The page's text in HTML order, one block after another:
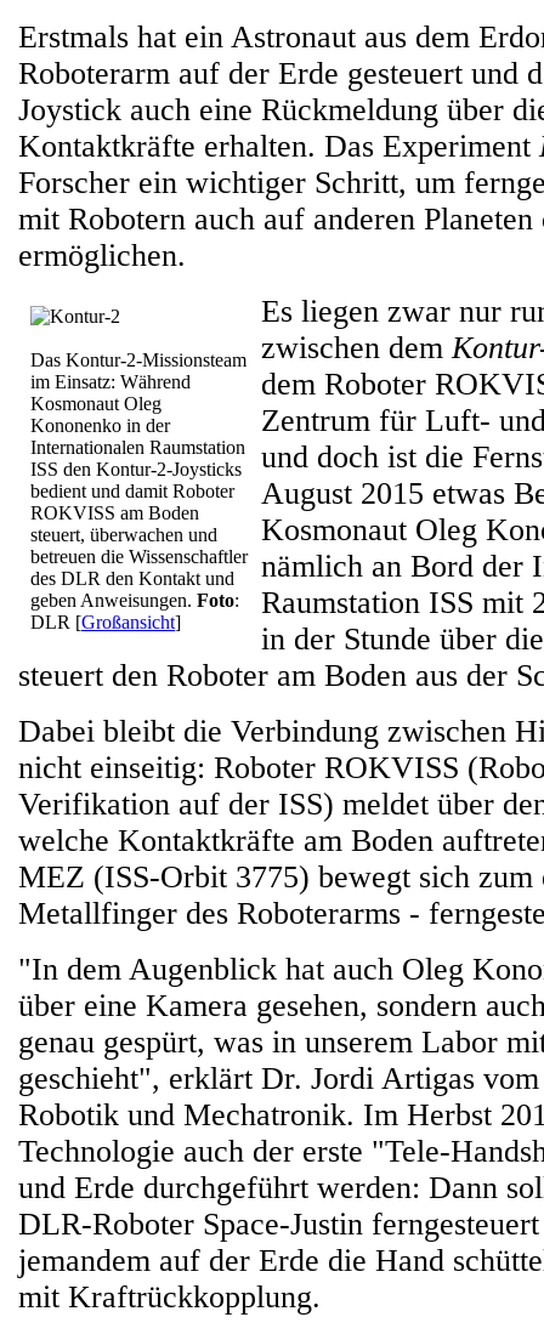
Erstmals hat ein Astronaut aus dem
Roboterarm auf der Erde gesteuert und
Joystick auch eine Rückmeldung über
Kontaktkräfte erhalten. Das Experiment
Forscher ein wichtiger Schritt, um
mit Robotern auch auf anderen
ermöglichen.
Das Kontur-2-Missionsteam
im Einsatz: Während
Kosmonaut Oleg
Kononenko in der
Internationalen Raumstation
ISS den Kontur-2-Joysticks
bedient und damit Roboter
ROKVISS am Boden
steuert, überwachen und
betreuen die Wissenschaftler
des DLR den Kontakt und
geben Anweisungen. Foto:
DLR [Großansicht]
Es liegen zwar nur
zwischen dem
dem Roboter
Zentrum für Luft-
und doch ist die
August 2015 etwas
Kosmonaut Oleg
nämlich an Bord der
Raumstation ISS mit
in der Stunde über
steuert den Roboter am Boden aus der
Dabei bleibt die Verbindung zwischen
nicht einseitig: Roboter ROKVISS
Verifikation auf der ISS) meldet über
welche Kontaktkräfte am Boden
MEZ (ISS-Orbit 3775) bewegt sich zum
Metallfinger des Roboterarms -
"In dem Augenblick hat auch Oleg
über eine Kamera gesehen, sondern
genau gespürt, was in unserem Labor
geschieht", erklärt Dr. Jordi Artigas
Robotik und Mechatronik. Im Herbst
Technologie auch der erste "Tele-
und Erde durchgeführt werden: Dann
DLR-Roboter Space-Justin
jemandem auf der Erde die Hand
mit Kraftrückkopplung.